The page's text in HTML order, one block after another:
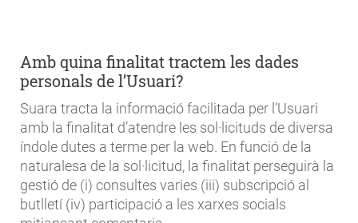
Amb quina finalitat tractem les dades
personals de l’Usuari?
Suara tracta la informació facilitada per l’Usuari
amb la finalitat d’atendre les sol·licituds de diversa
índole dutes a terme per la web. En funció de la
naturalesa de la sol·licitud, la finalitat perseguirà la
gestió de (i) consultes varies (iii) subscripció al
butlletí (iv) participació a les xarxes socials